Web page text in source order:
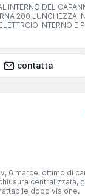
DEL
200 LUNGHEZZA
INTERNO E
contatta
6 marce, ottimo di
dopo visione.